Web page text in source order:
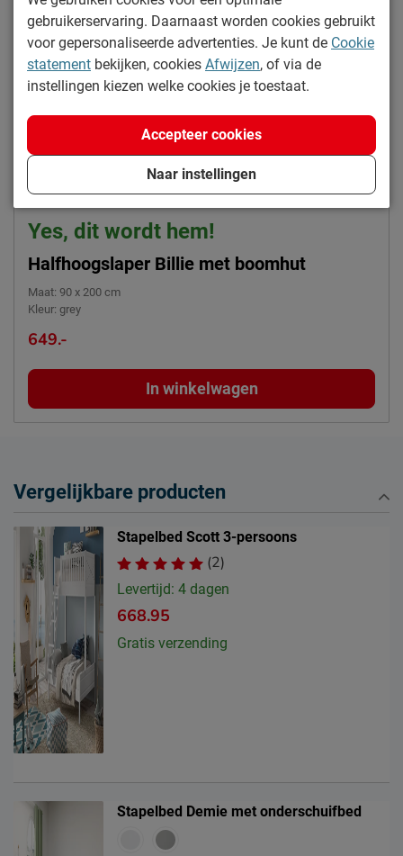
Kleur
grey
Materiaal
grenen
Goed om te weten
Onderhoud
doekje
Garantie
2 jaar garantie volgens CBW
voorwaarden
Montage
niet inbegrepen
Te gebruiken vanaf
leeftijd
Duurzaamheid
Leveranciersinformatie
Beddenreus B.V.
Postbus 716, 5400 AS,
Yes, dit wordt hem!
Halfhoogslaper Billie met boomhut
Maat: 90 x 200 cm
Kleur: grey
649.-
In winkelwagen
Vergelijkbare producten
Stapelbed Scott 3-persoons
(2)
Levertijd: 4 dagen
668.95
Gratis verzending
Stapelbed Demie met onderschuifbed
gebruikerservaring. Daarnaast worden cookies gebruikt
voor gepersonaliseerde advertenties. Je kunt de Cookie
statement bekijken, cookies Afwijzen, of via de
instellingen kiezen welke cookies je toestaat.
Naar instellingen
Accepteer cookies